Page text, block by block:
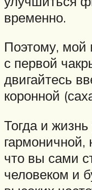
временно.
Поэтому, мой
с первой
двигайтесь
коронной
Тогда и жизнь
гармоничной,
что вы сами
человеком и